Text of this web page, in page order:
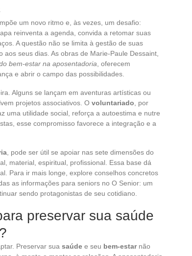
um novo ritmo e, às vezes, um desafio:
reinventa a agenda, convida a retomar suas
A questão não se limita à gestão de suas
seus dias. As obras de Marie-Paule Dessaint,
bem-estar na aposentadoria , oferecem
e abrir o campo das possibilidades.
Alguns se lançam em aventuras artísticas ou
projetos associativos. O voluntariado , por
uma utilidade social, reforça a autoestima e nutre
esse compromisso favorece a integração e a
, pode ser útil se apoiar nas sete dimensões do
material, espiritual, profissional. Essa base dá
Para ir mais longe, explore conselhos concretos
as informações para seniors no O Senior: um
sendo protagonistas de seu cotidiano.
preservar sua saúde
Preservar sua saúde e seu bem-estarnão